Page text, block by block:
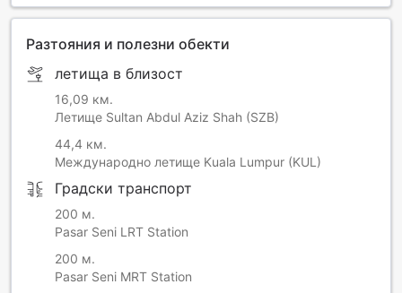
Разтояния и полезни обекти
летища в близост
16,09 км.
Летище Sultan Abdul Aziz Shah (SZB)
44,4 км.
Международно летище Kuala Lumpur (KUL)
Градски транспорт
200 м.
Pasar Seni LRT Station
200 м.
Pasar Seni MRT Station